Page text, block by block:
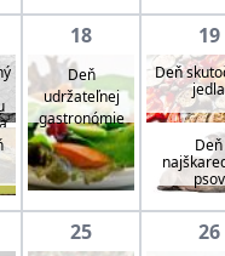
18
Deň
udržateľnej
gastronómie
19
Deň
jedla
Deň
psov
25 26